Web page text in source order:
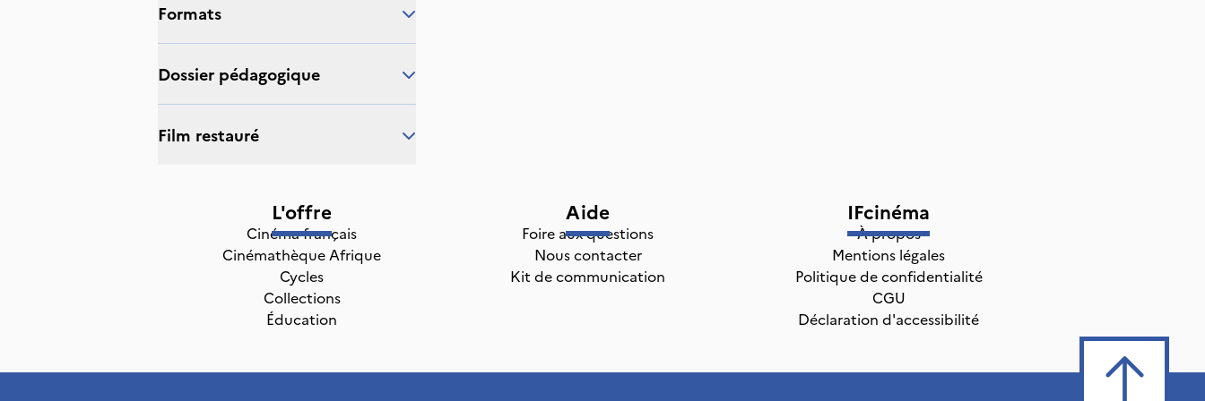
Formats
Dossier pédagogique
Film restauré
L'offre
Cinéma français
Cinémathèque Afrique
Cycles
Collections
Éducation
Aide
Foire aux questions
Nous contacter
Kit de communication
IFcinéma
À propos
Mentions légales
Politique de confidentialité
CGU
Déclaration d'accessibilité